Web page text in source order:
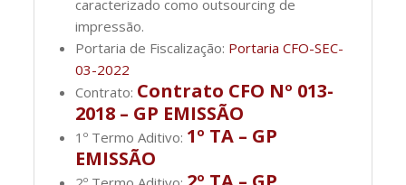
caracterizado como outsourcing de
impressão.
Portaria de Fiscalização: Portaria CFO-SEC-
03-2022
Contrato: Contrato CFO Nº 013-
2018 – GP EMISSÃO
1º Termo Aditivo: 1º TA – GP
EMISSÃO